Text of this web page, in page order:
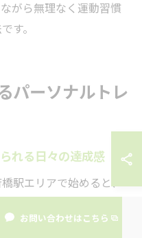
がら無理なく運動習慣
す。
パーソナルトレ
れる日々の達成感
駅エリアで始めると、
緒に立てた目標に向か
お問い合わせはこちら